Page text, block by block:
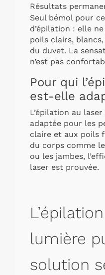
Résultats
Seul bémol pour
d’épilation : elle
poils clairs,
du duvet. La
n’est pas
Pour qui
est-elle
L’épilation au
adaptée pour les
claire et aux poils
du corps comme
ou les jambes,
laser est prouvée.
lumière
solution